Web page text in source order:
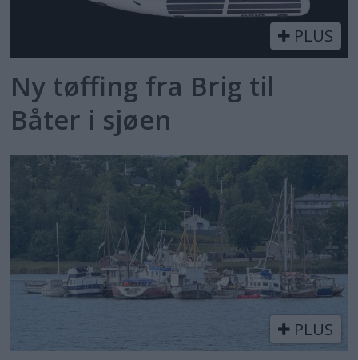
PLUS
Ny tøffing fra Brig til
Båter i sjøen
PLUS